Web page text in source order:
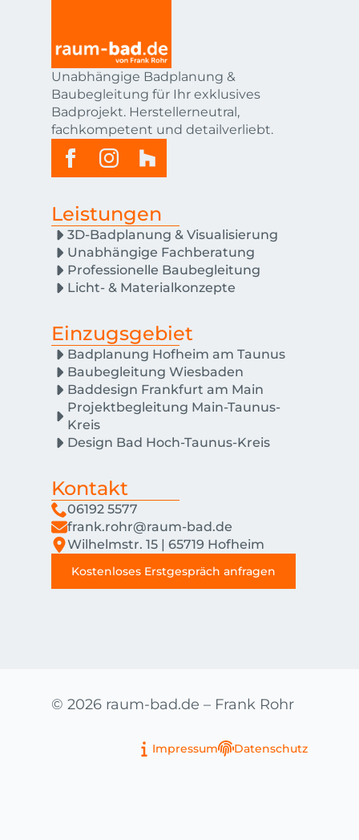
Unabhängige Badplanung &
Baubegleitung für Ihr exklusives
Badprojekt. Herstellerneutral,
fachkompetent und detailverliebt.
Leistungen
3D-Badplanung & Visualisierung
Unabhängige Fachberatung
Professionelle Baubegleitung
Licht- & Materialkonzepte
Einzugsgebiet
Badplanung Hofheim am Taunus
Baubegleitung Wiesbaden
Baddesign Frankfurt am Main
Projektbegleitung Main-Taunus-
Kreis
Design Bad Hoch-Taunus-Kreis
Kontakt
06192 5577
frank.rohr@raum-bad.de
Wilhelmstr. 15 | 65719 Hofheim
Kostenloses Erstgespräch anfragen
© 2026 raum-bad.de – Frank Rohr
Impressum Datenschutz